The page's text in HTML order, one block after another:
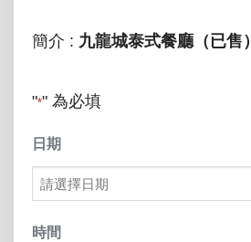
簡介 : 九龍城泰式餐廳（已售）
"*" 為必填
日期
MM
slash
時間